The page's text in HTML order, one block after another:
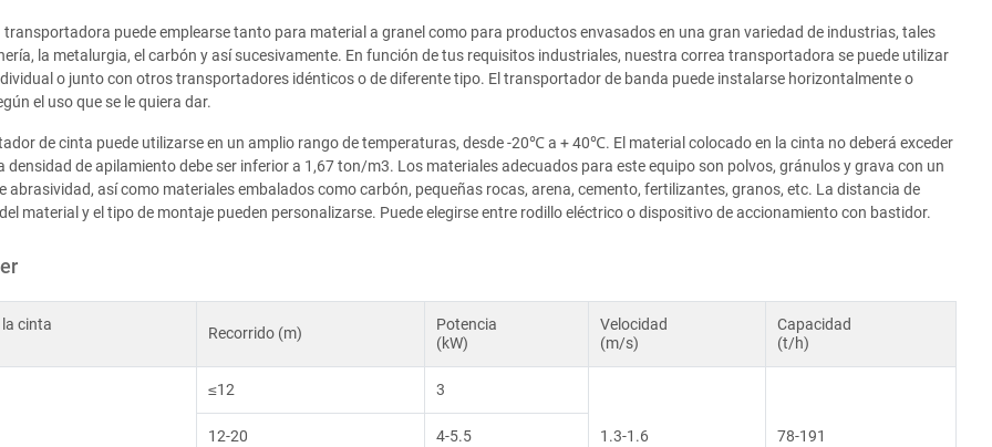
transportadora puede emplearse tanto para material a granel como para productos envasados en una gran variedad de industrias, tales
la metalurgia, el carbón y así sucesivamente. En función de tus requisitos industriales, nuestra correa transportadora se puede utilizar
o junto con otros transportadores idénticos o de diferente tipo. El transportador de banda puede instalarse horizontalmente o
el uso que se le quiera dar.
de cinta puede utilizarse en un amplio rango de temperaturas, desde -20℃ a + 40℃. El material colocado en la cinta no deberá exceder
de apilamiento debe ser inferior a 1,67 ton/m3. Los materiales adecuados para este equipo son polvos, gránulos y grava con un
abrasividad, así como materiales embalados como carbón, pequeñas rocas, arena, cemento, fertilizantes, granos, etc. La distancia de
material y el tipo de montaje pueden personalizarse. Puede elegirse entre rodillo eléctrico o dispositivo de accionamiento con bastidor.
cinta Recorrido (m)
Potencia
(kW)
Velocidad
(m/s)
Capacidad
(t/h)
≤12 3
1.3-1.6 78-191
12-20 4-5.5